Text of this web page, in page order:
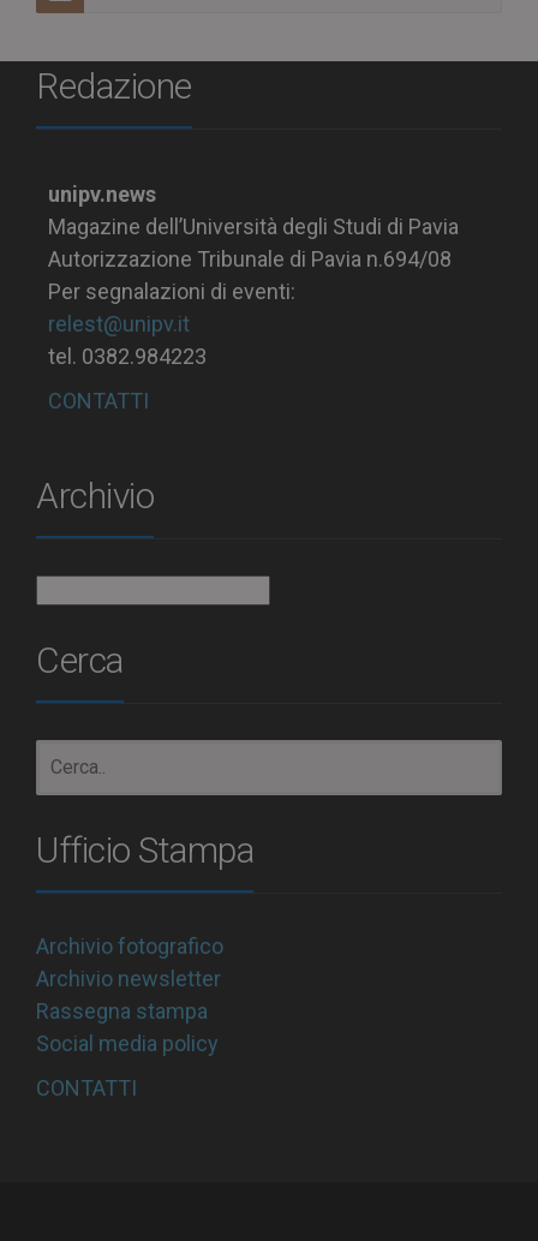
Redazione
unipv.news
Magazine dell’Università degli Studi di Pavia
Autorizzazione Tribunale di Pavia n.694/08
Per segnalazioni di eventi:
relest@unipv.it
tel. 0382.984223
CONTATTI
Archivio
Cerca
Ufficio Stampa
Archivio fotografico
Archivio newsletter
Rassegna stampa
Social media policy
CONTATTI